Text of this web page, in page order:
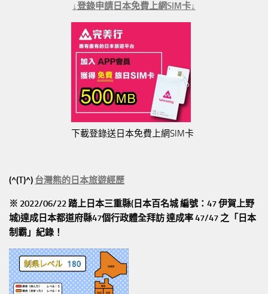
↓登錄申請日本免費上網SIM卡↓
下載登錄送日本免費上網SIM卡
(^(T)^) 台灣熊的日本旅遊經歷
※ 2022/06/22 踏上日本三重縣(日本百名城 編號：47 伊賀上野
城)達成日本都道府縣47個行政體全拜訪達成率 47/47 之「日本
制霸」紀錄！